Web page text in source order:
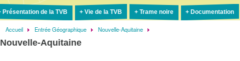
Présentation de la TVB Vie de la TVB Trame noire Documentation
Fil
d'Ariane
Accueil Entrée Géographique Nouvelle-Aquitaine
Nouvelle-Aquitaine